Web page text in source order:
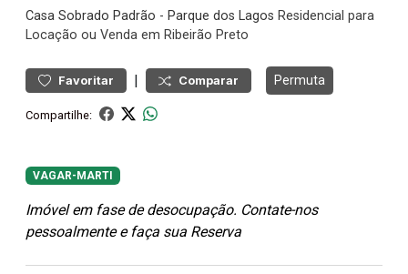
Casa Sobrado Padrão - Parque dos Lagos Residencial para
Locação ou Venda em Ribeirão Preto
Favoritar | Comparar Permuta
Compartilhe:
VAGAR-MARTI
Imóvel em fase de desocupação. Contate-nos
pessoalmente e faça sua Reserva